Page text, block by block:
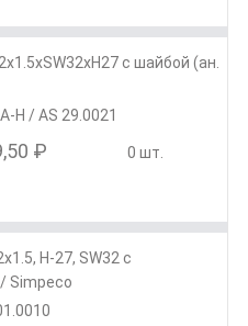
с шайбой (ан.
H / AS 29.0021
₽ 0 шт.
H-27, SW32 с
Simpeco